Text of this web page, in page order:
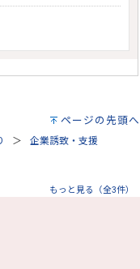
ページの先頭へ
企業誘致・支援
もっと見る（全3件）